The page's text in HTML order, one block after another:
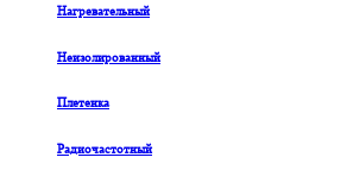
Нагревательный
Неизолированный
Плетенка
Радиочастотный